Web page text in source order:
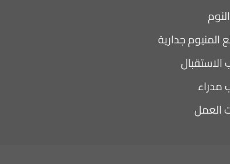
المنيوم جدارية
الاستقبال
مدراء
العمل